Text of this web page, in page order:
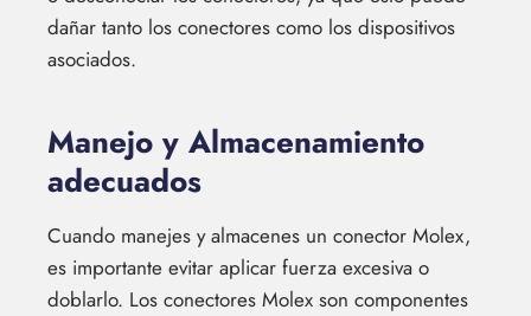
dañar tanto los conectores como los dispositivos
asociados.
Manejo y Almacenamiento
adecuados
Cuando manejes y almacenes un conector Molex,
es importante evitar aplicar fuerza excesiva o
doblarlo. Los conectores Molex son componentes